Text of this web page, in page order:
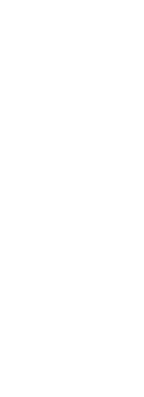
Medien anbieten zu
unserer
diese Informationen
wie zum
Diese Cookies